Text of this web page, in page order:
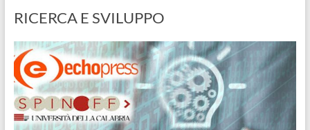
RICERCA E SVILUPPO